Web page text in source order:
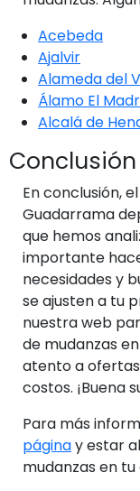
Acebeda
Ajalvir
Alameda del
Álamo El
Alcalá de
Conclusión
En conclusión,
Guadarrama
que hemos
importante
necesidades y
se ajusten a tu
nuestra web
de mudanzas
atento a
costos. ¡Buena
Para más
páginay estar
mudanzas en tu